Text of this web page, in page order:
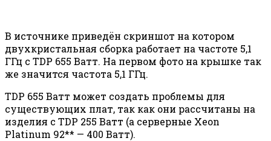
В источнике приведён скриншот на котором
двухкристальная сборка работает на частоте 5,1
ГГц с TDP 655 Ватт. На первом фото на крышке так
же значится частота 5,1 ГГц.
TDP 655 Ватт может создать проблемы для
существующих плат, так как они рассчитаны на
изделия с TDP 255 Ватт (а серверные Xeon
Platinum 92** — 400 Ватт).